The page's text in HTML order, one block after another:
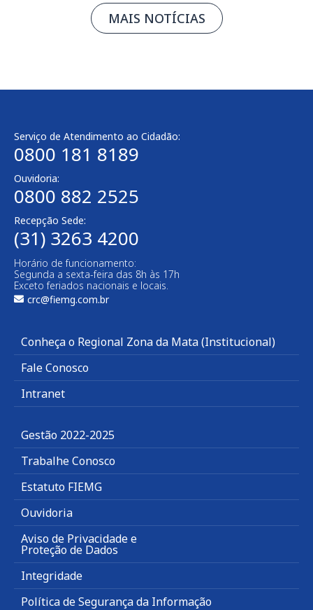
MAIS NOTÍCIAS
Serviço de Atendimento ao Cidadão:
0800 181 8189
Ouvidoria:
0800 882 2525
Recepção Sede:
(31) 3263 4200
Horário de funcionamento:
Segunda a sexta-feira das 8h às 17h
Exceto feriados nacionais e locais.
crc@fiemg.com.br
Conheça o Regional Zona da Mata (Institucional)
Fale Conosco
Intranet
Gestão 2022-2025
Trabalhe Conosco
Estatuto FIEMG
Ouvidoria
Aviso de Privacidade e
Proteção de Dados
Integridade
Política de Segurança da Informação